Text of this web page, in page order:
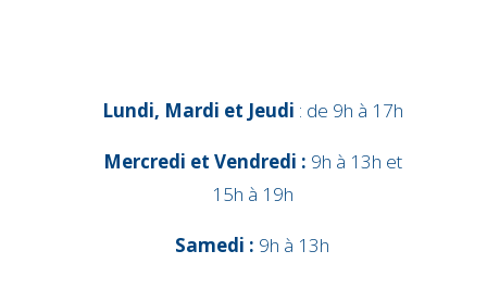
Lundi, Mardi et Jeudi : de 9h à 17h
Mercredi et Vendredi : 9h à 13h et
15h à 19h
Samedi : 9h à 13h